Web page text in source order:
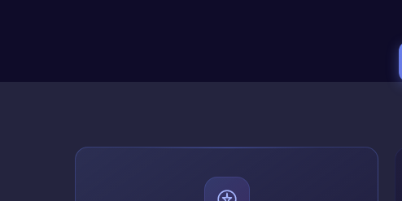
прогнозов погоды, которые
хозяйство, транспорт,
службы, университеты,
навыков.